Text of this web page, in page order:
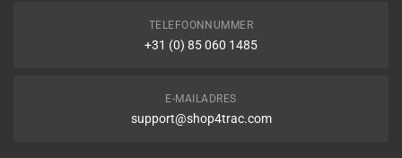
TELEFOONNUMMER
+31 (0) 85 060 1485
E-MAILADRES
support@shop4trac.com